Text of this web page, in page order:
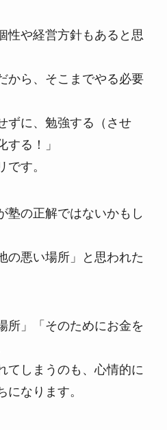
性や経営方針もあると思
から、そこまでやる必要
ずに、勉強する（させ
する！」
です。
塾の正解ではないかもし
の悪い場所」と思われた
所」「そのためにお金を
てしまうのも、心情的に
になります。